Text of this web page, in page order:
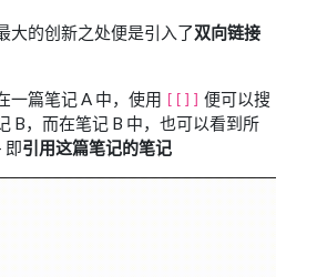
大的创新之处便是引入了双向链接
一篇笔记 A 中，使用
便可以搜
B，而在笔记 B 中，也可以看到所
即引用这篇笔记的笔记